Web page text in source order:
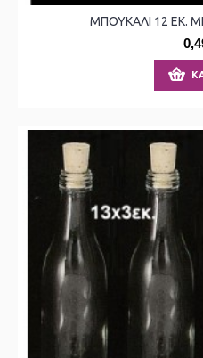
ΜΠΟΥΚΑΛΙ 12 ΕΚ.